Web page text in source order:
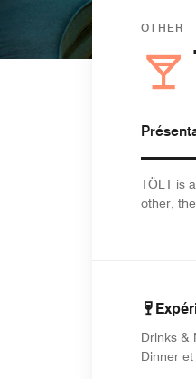
OTHER
TÖLT is
other,
Drinks &
Dinner